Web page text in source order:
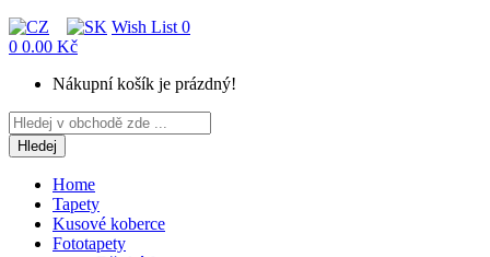
Wish List 0
0 0.00 Kč
Nákupní košík je prázdný!
Hledej
Home
Tapety
Kusové koberce
Fototapety